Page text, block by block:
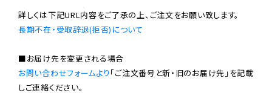
長期不在・受取辞退(拒否)について
お問い合わせフォームより 「ご注文番号と新・旧のお届け先」を記載
しご連絡ください。